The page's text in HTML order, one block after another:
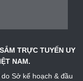
TRỰC TUYẾN UY
NAM.
Sở kế hoạch & đầu